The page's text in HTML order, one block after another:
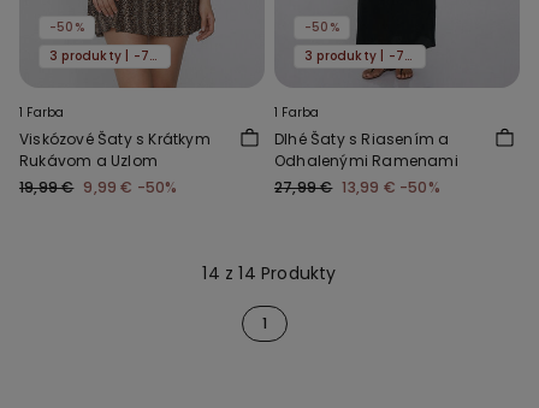
-50%
3 produkty | -70%
1 Farba
Viskózové Šaty s Krátkym
Rukávom a Uzlom
19,99 € 9,99 € -50%
-50%
3 produkty | -70%
1 Farba
Dlhé Šaty s Riasením a
Odhalenými Ramenami
27,99 € 13,99 € -50%
14 z 14 Produkty
1